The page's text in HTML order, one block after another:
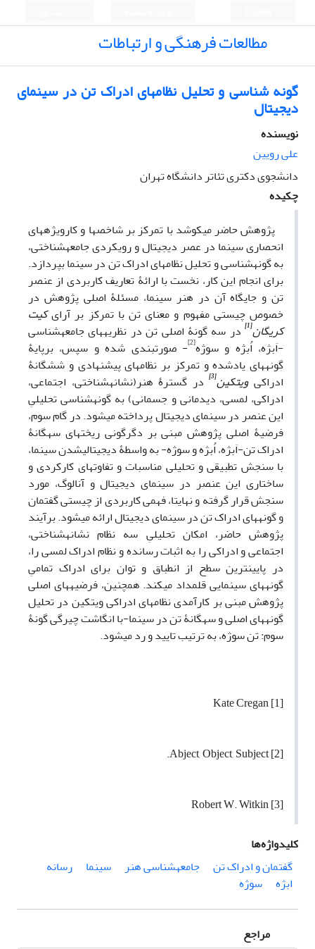
مطالعات فرهنگی و ارتباطات
گونه‏ شناسی و تحلیل نظام‏های ادراک تن در سینمای
دیجیتال
نویسنده
علی رویین
دانشجوی دکتری تئاتر دانشگاه تهران
چکیده
پژوهش حاضر می‏کوشد با تمرکز بر شاخص‏ها و کارویژه‏های
انحصاری سینما در عصر دیجیتال و رویکردی جامعه‏شناختی،
به گونه‏شناسی و تحلیل نظام‏های ادراک تن در سینما بپردازد.
برای انجام این کار، نخست با ارائۀ تعاریف کاربردی از عنصر
تن و جایگاه آن در هنر سینما، مسئلۀ اصلی پژوهش در
خصوص چیستی مفهوم و معنای تن با تمرکز بر آرایکیت
کریگان[1]
در سه گونۀ اصلی تن در نظریه‏های جامعه‏شناسی
-اَبژه، اُبژه و سوژه[2] - صورت‏بندی شده و سپس، برپایۀ
گونه‏های یادشده و تمرکز بر نظام‏های پیشنهادی و شش‏گانۀ
ادراکیویتکین[3] در گسترۀ هنر(نشانه‏شناختی، اجتماعی،
ادراکی، لمسی، دیدمانی و جسمانی) به گونه‏شناسی تحلیلیِ
این عنصر در سینمای دیجیتال پرداخته می‏شود. در گام سوم،
فرضیۀ اصلی پژوهش مبنی بر دگرگونی ریخت‏های سه‏گانۀ
ادراک تن-اَبژه، اُبژه و سوژه- به واسطۀ دیجیتالی‏شدن سینما،
با سنجش تطبیقی و تحلیلی مناسبات و تفاوت‏های کارکردی و
ساختاری این عنصر در سینمای دیجیتال و آنالوگ، مورد
سنجش قرار گرفته و نهایتا، فهمی کاربردی از چیستی گفتمان
و گونه‏های ادراک تن در سینمای دیجیتال ارائه می‏شود. برآیند
پژوهش حاضر، امکان تحلیلیِ سه نظام نشانه‏شناختی،
اجتماعی و ادراکی را به اثبات رسانده و نظام ادراک لمسی را،
در پایین‏ترین سطح از انطباق و توان برای ادراک تمامیِ
گونه‏های سینمایی قلمداد می‏کند. همچنین، فرضیه‏های اصلی
پژوهش مبنی بر کارآمدی نظام‏های ادراکی ویتکین در تحلیل
گونه‏های اصلی و سه‏گانۀ تن در سینما-با انگاشت چیرگی گونۀ
سوم: تن سوژه، به ترتیب تایید و رد می‏شود.
[1] Kate Cregan
[2] Abject, Object, Subject.
[3] Robert W. Witkin
کلیدواژه‌ها
گفتمان و ادراک تن
جامعه‏شناسی هنر سینما
رسانه
ابژه
سوژه
مراجع